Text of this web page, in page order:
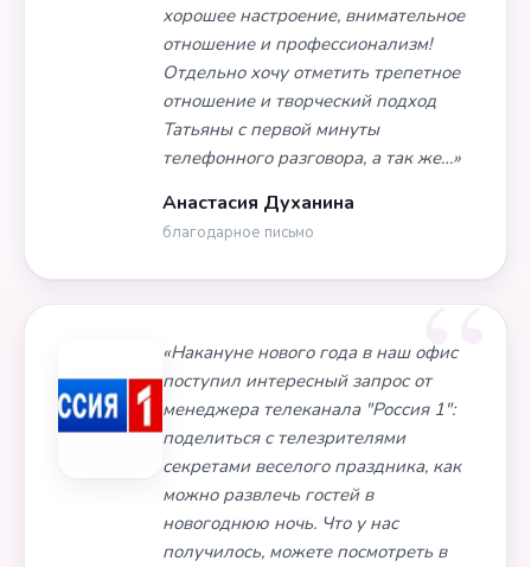
хорошее настроение, внимательное
отношение и профессионализм!
Отдельно хочу отметить трепетное
отношение и творческий подход
Татьяны с первой минуты
телефонного разговора, а так же…»
Анастасия Духанина
благодарное письмо
«Накануне нового года в наш офис
поступил интересный запрос от
менеджера телеканала "Россия 1":
поделиться с телезрителями
секретами веселого праздника, как
можно развлечь гостей в
новогоднюю ночь. Что у нас
получилось, можете посмотреть в